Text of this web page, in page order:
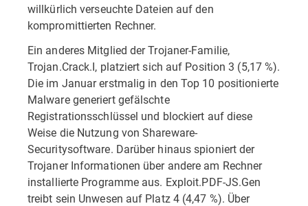
willkürlich verseuchte Dateien auf den
kompromittierten Rechner.
Ein anderes Mitglied der Trojaner-Familie,
Trojan.Crack.I, platziert sich auf Position 3 (5,17 %).
Die im Januar erstmalig in den Top 10 positionierte
Malware generiert gefälschte
Registrationsschlüssel und blockiert auf diese
Weise die Nutzung von Shareware-
Securitysoftware. Darüber hinaus spioniert der
Trojaner Informationen über andere am Rechner
installierte Programme aus. Exploit.PDF-JS.Gen
treibt sein Unwesen auf Platz 4 (4,47 %). Über